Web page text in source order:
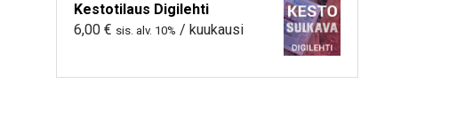
Kestotilaus Digilehti
6,00 € sis. alv. 10% / kuukausi